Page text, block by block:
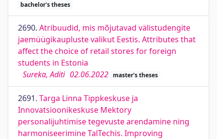
bachelor's theses
2690. Atribuudid, mis mõjutavad välistudengite
jaemüügikaupluste valikut Eestis. Attributes that
affect the choice of retail stores for foreign
students in Estonia
Sureka, Aditi 02.06.2022 master's theses
2691. Targa Linna Tippkeskuse ja
Innovatsioonikeskuse Mektory
personalijuhtimise tegevuste arendamine ning
harmoniseerimine TalTechis. Improving